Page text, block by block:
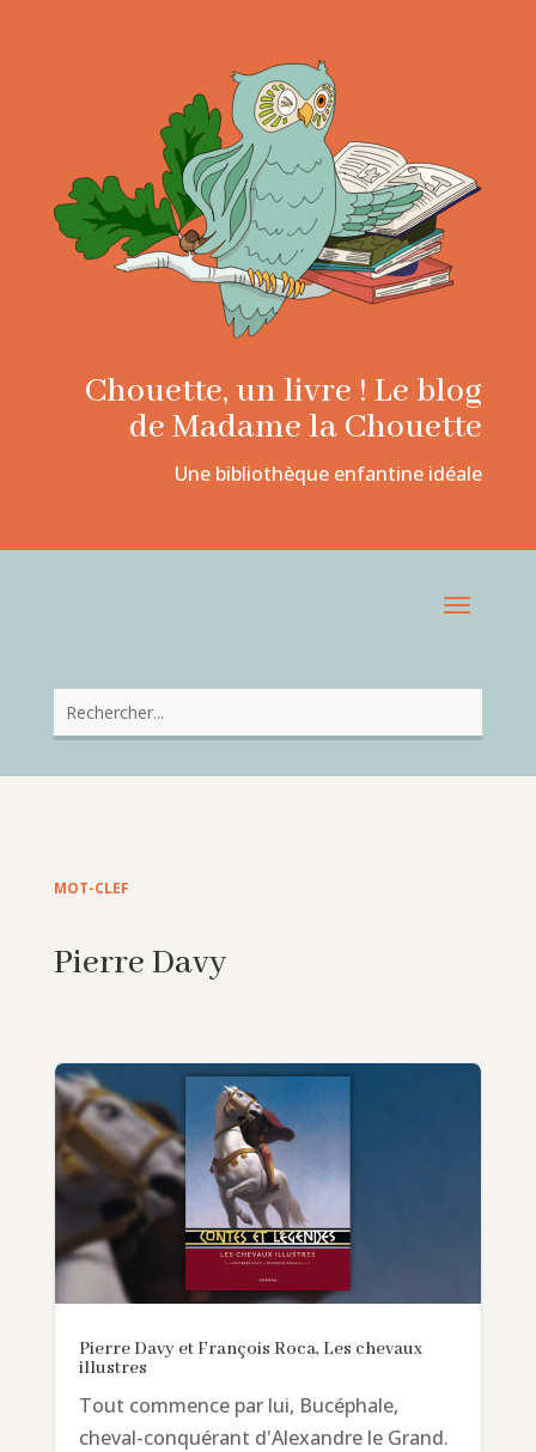
Chouette, un livre ! Le blog
de Madame la Chouette
Une bibliothèque enfantine idéale
MOT-CLEF
Pierre Davy
Pierre Davy et François Roca, Les chevaux
illustres
Tout commence par lui, Bucéphale,
cheval-conquérant d'Alexandre le Grand.